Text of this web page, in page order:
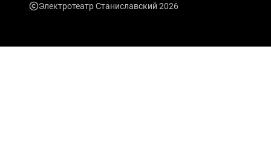
Электротеатр Станиславский 2026